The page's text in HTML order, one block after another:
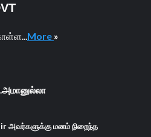
More »
அவர்களுக்கு மனம் நிறைந்த